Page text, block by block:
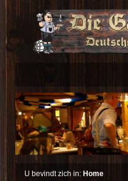
U bevindt zich in: Home